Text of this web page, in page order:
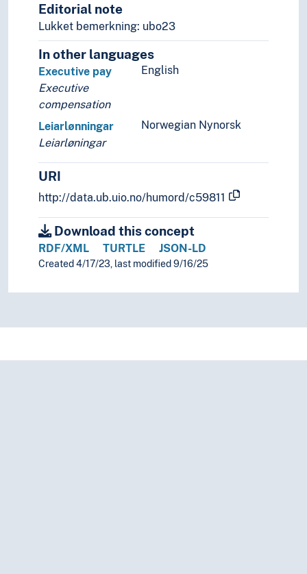
Teori og metode (Samfunnsvitenskap)
Språk
Tid i enheter, stadier og perioder
Editorial note
Lukket bemerkning: ubo23
In other languages
English
Executive pay
Executive
compensation
Norwegian Nynorsk
Leiarlønningar
Leiarløningar
URI
http://data.ub.uio.no/humord/c59811
Download this concept
RDF/XML TURTLE JSON-LD
Created 4/17/23, last modified 9/16/25